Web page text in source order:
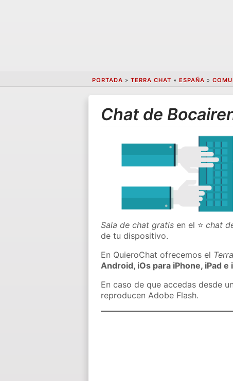
PORTADA » TERRA CHAT » ESPAÑA »
Chat de
Sala de chat gratis en el ⭐chat
de tu dispositivo.
En QuieroChat ofrecemos el
Android, iOs para iPhone, iPad e
En caso de que accedas desde
reproducen Adobe Flash.